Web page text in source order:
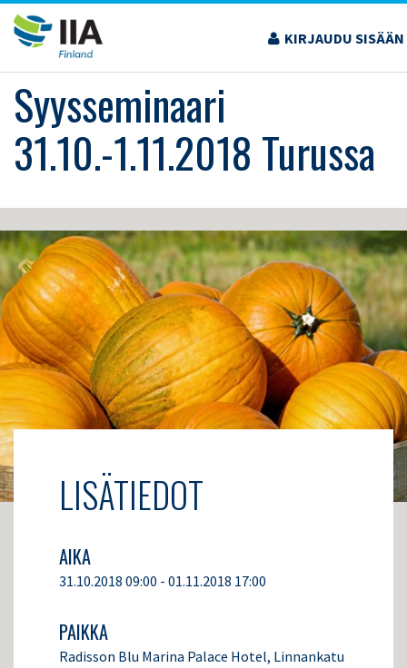
Siirry
sisältöön
KIRJAUDU SISÄÄN
›KOULUTUS JA TAPAHTUMAT SYYSSEMINAARI 31.10.-1.11.2018 TURUSSA
Syysseminaari
31.10.-1.11.2018 Turussa
LISÄTIEDOT
AIKA
31.10.2018 09:00 - 01.11.2018 17:00
PAIKKA
Radisson Blu Marina Palace Hotel, Linnankatu